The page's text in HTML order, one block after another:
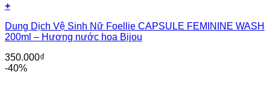
+
Dung Dịch Vệ Sinh Nữ Foellie CAPSULE FEMININE WASH
200ml – Hương nước hoa Bijou
350.000₫
-40%